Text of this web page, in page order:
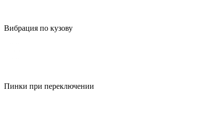
Вибрация по кузову
Пинки при переключении